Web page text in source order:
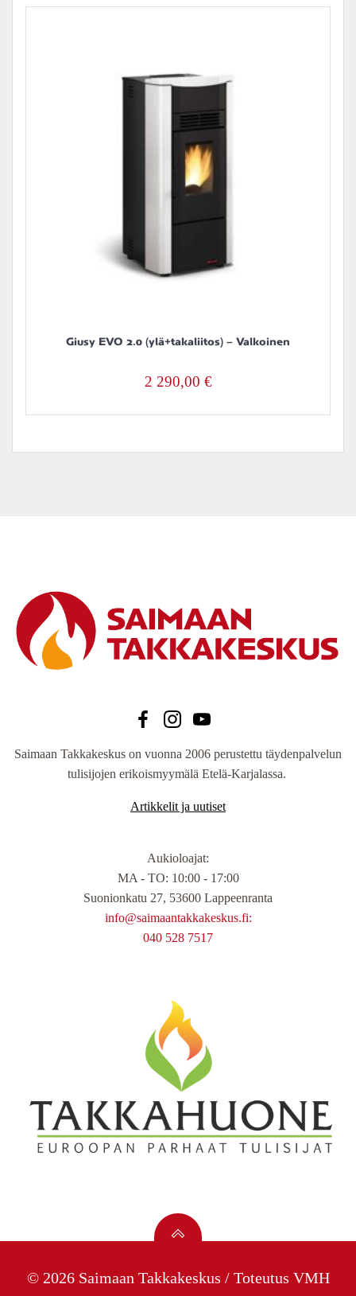
Giusy EVO 2.0 (ylä+takaliitos) – Valkoinen
2 290,00 €
Saimaan Takkakeskus on vuonna 2006 perustettu täydenpalvelun
tulisijojen erikoismyymälä Etelä-Karjalassa.
Artikkelit ja uutiset
Aukioloajat:
MA - TO: 10:00 - 17:00
Suonionkatu 27, 53600 Lappeenranta
info@saimaantakkakeskus.fi:
040 528 7517
© 2026 Saimaan Takkakeskus / Toteutus VMH